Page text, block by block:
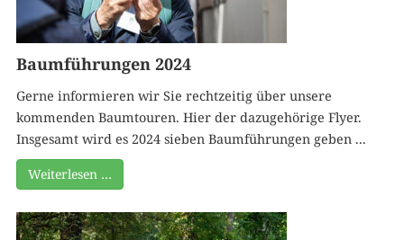
Baumführungen 2024
Gerne informieren wir Sie rechtzeitig über unsere
kommenden Baumtouren. Hier der dazugehörige Flyer.
Insgesamt wird es 2024 sieben Baumführungen geben ...
Weiterlesen …